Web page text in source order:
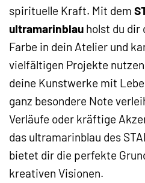
spirituelle Kraft. Mit dem
ultramarinblau holst du dir
Farbe in dein Atelier und
vielfältigen Projekte
deine Kunstwerke mit
ganz besondere Note
Verläufe oder kräftige
das ultramarinblau des
bietet dir die perfekte
kreativen Visionen.